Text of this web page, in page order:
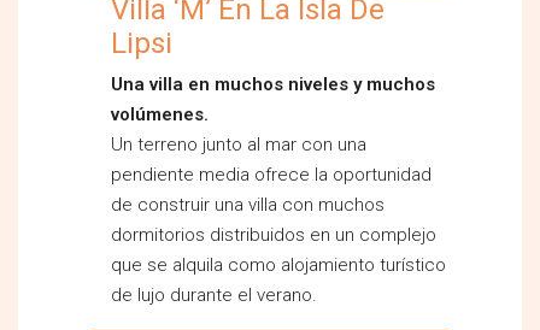
Villa ‘M’ En La Isla De
Lipsi
Una villa en muchos niveles y muchos
volúmenes.
Un terreno junto al mar con una
pendiente media ofrece la oportunidad
de construir una villa con muchos
dormitorios distribuidos en un complejo
que se alquila como alojamiento turístico
de lujo durante el verano.